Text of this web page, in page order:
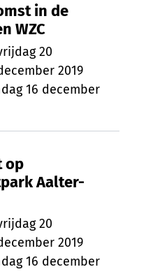
in de
WZC
20
2019
16 december
op
Aalter-
20
2019
16 december